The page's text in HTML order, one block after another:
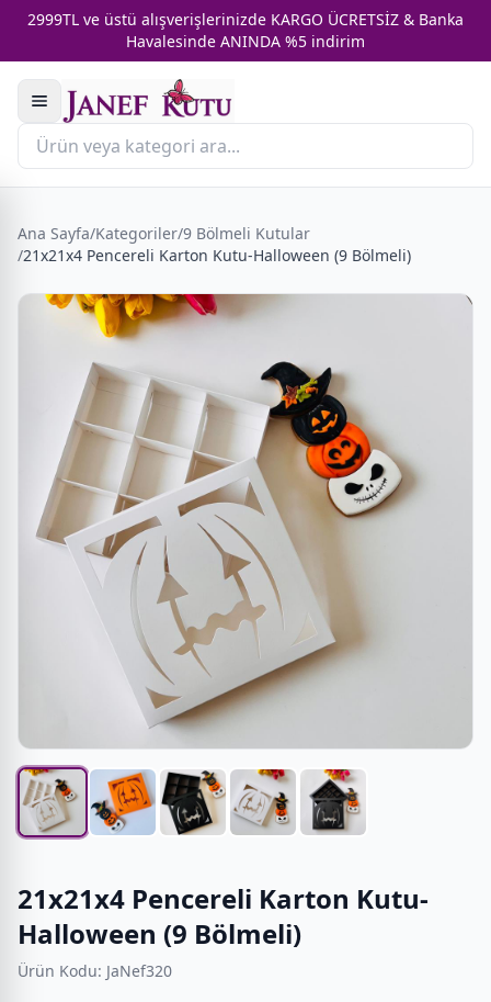
2999TL ve üstü alışverişlerinizde KARGO ÜCRETSİZ & Banka
Havalesinde ANINDA %5 indirim
Ana Sayfa/Kategoriler/9 Bölmeli Kutular
/21x21x4 Pencereli Karton Kutu-Halloween (9 Bölmeli)
21x21x4 Pencereli Karton Kutu-
Halloween (9 Bölmeli)
Ürün Kodu: JaNef320